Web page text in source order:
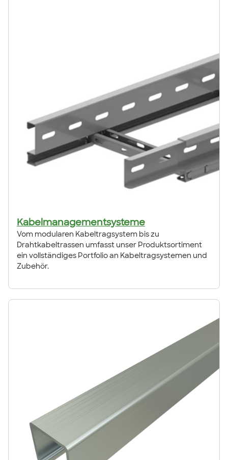
Kabelmanagementsysteme
Vom modularen Kabeltragsystem bis zu
Drahtkabeltrassen umfasst unser Produktsortiment
ein vollständiges Portfolio an Kabeltragsystemen und
Zubehör.